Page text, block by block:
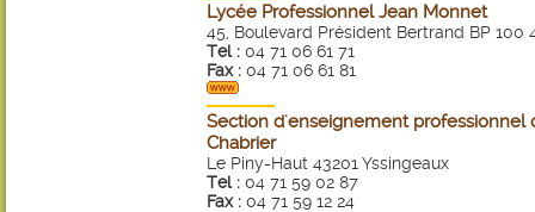
Lycée Professionnel Jean Monnet
45, Boulevard Président Bertrand BP
Tel : 04 71 06 61 71
Fax : 04 71 06 61 81
Section d'enseignement professionnel
Chabrier
Le Piny-Haut 43201 Yssingeaux
Tel : 04 71 59 02 87
Fax : 04 71 59 12 24